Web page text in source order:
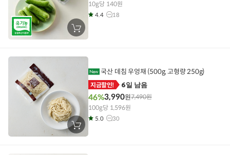
장
바
에
10g당 140원
4.4 18
장
바
국산 데침 우엉채 (500g, 고형량 250g)
지금할인! 6일 남음
46%3,990원7,490원
100g당 1,596원
5.0 30